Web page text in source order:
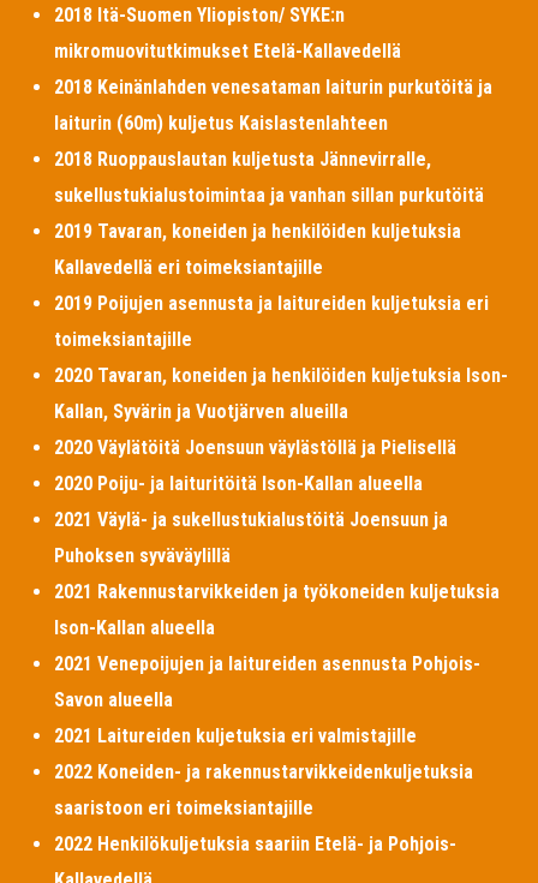
2018 Itä-Suomen Yliopiston/ SYKE:n
mikromuovitutkimukset Etelä-Kallavedellä
2018 Keinänlahden venesataman laiturin purkutöitä ja
laiturin (60m) kuljetus Kaislastenlahteen
2018 Ruoppauslautan kuljetusta Jännevirralle,
sukellustukialustoimintaa ja vanhan sillan purkutöitä
2019 Tavaran, koneiden ja henkilöiden kuljetuksia
Kallavedellä eri toimeksiantajille
2019 Poijujen asennusta ja laitureiden kuljetuksia eri
toimeksiantajille
2020 Tavaran, koneiden ja henkilöiden kuljetuksia Ison-
Kallan, Syvärin ja Vuotjärven alueilla
2020 Väylätöitä Joensuun väylästöllä ja Pielisellä
2020 Poiju- ja laituritöitä Ison-Kallan alueella
2021 Väylä- ja sukellustukialustöitä Joensuun ja
Puhoksen syväväylillä
2021 Rakennustarvikkeiden ja työkoneiden kuljetuksia
Ison-Kallan alueella
2021 Venepoijujen ja laitureiden asennusta Pohjois-
Savon alueella
2021 Laitureiden kuljetuksia eri valmistajille
2022 Koneiden- ja rakennustarvikkeidenkuljetuksia
saaristoon eri toimeksiantajille
2022 Henkilökuljetuksia saariin Etelä- ja Pohjois-